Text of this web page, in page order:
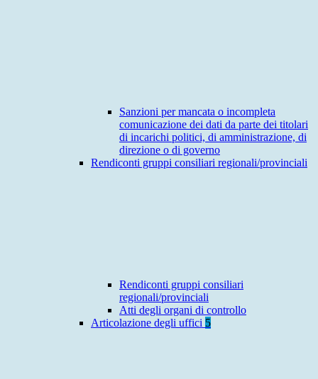
Sanzioni per mancata o incompleta
comunicazione dei dati da parte dei titolari
di incarichi politici, di amministrazione, di
direzione o di governo
Rendiconti gruppi consiliari regionali/provinciali
Rendiconti gruppi consiliari
regionali/provinciali
Atti degli organi di controllo
Articolazione degli uffici 5